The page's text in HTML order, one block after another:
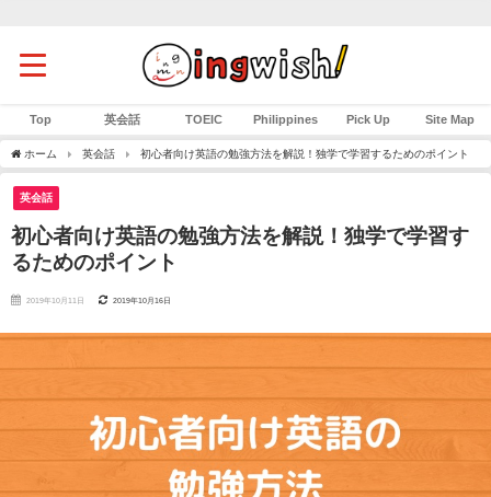
Top 英会話 TOEIC Philippines Pick Up Site Map
ホーム 英会話 初心者向け英語の勉強方法を解説！独学で学習するためのポイント
英会話
初心者向け英語の勉強方法を解説！独学で学習す
るためのポイント
2019年10月11日 2019年10月16日